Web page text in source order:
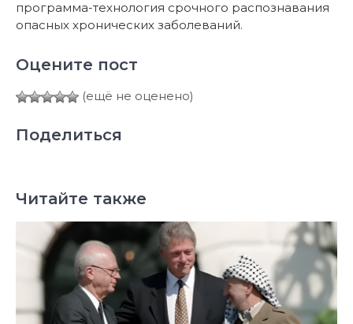
программа-технология срочного распознавания
опасных хронических заболеваний.
Оцените пост
(ещё не оценено)
Поделиться
Читайте также